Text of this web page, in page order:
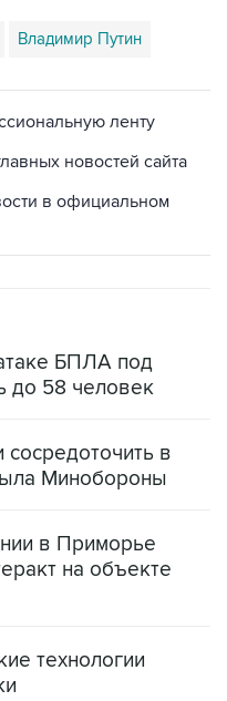
Владимир Путин
ленту
новостей сайта
в официальном
БПЛА под
до 58 человек
в
Минобороны
в Приморье
на объекте
технологии